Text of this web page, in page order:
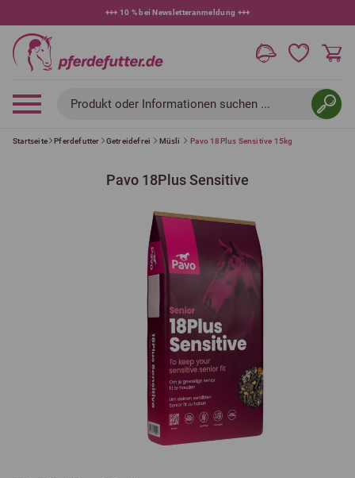
+++ 10 % bei Newsletteranmeldung +++
Produkt oder Informationen suchen ...
Startseite Pferdefutter Getreidefrei Müsli Pavo 18Plus Sensitive 15kg
Pavo 18Plus Sensitive